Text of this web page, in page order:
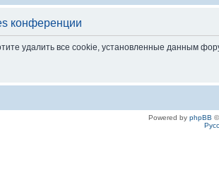
конференции
удалить все cookie, установленные данным
Powered by phpBB